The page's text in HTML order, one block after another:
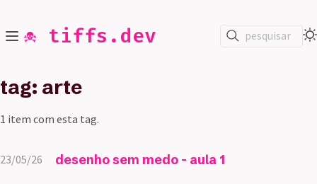
☠️ tiffs.dev pesquisar
tag: arte
1 item com esta tag.
23/05/26 desenho sem medo - aula 1